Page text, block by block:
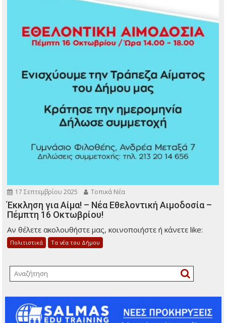
17 Σεπτεμβρίου 2025 Τοπικά Νέα
Έκκληση για Αίμα! – Νέα Εθελοντική Αιμοδοσία –
Πέμπτη 16 Οκτωβρίου!
Αν θέλετε ακολουθήστε μας, κοινοποιήστε ή κάνετε like:
Πολιτιστικά Τα νέα του Δήμου